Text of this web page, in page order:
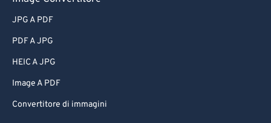
JPG A PDF
PDF A JPG
HEIC A JPG
Image A PDF
Convertitore di immagini